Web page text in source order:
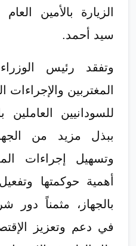
الزيارة بالأمين
سيد أحمد.
وتفقد رئيس
المغتربين والإجراءات
للسودانيين العاملين
ببذل مزيد من
وتسهيل إجراءات
أهمية حوكمتها
بالجهاز، مثمناً دور
في دعم وتعزيز